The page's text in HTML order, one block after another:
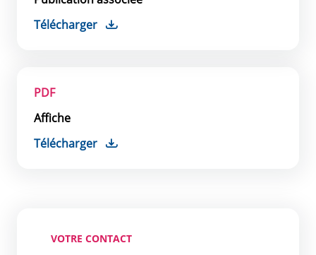
Télécharger
PDF
Affiche
Télécharger
VOTRE CONTACT